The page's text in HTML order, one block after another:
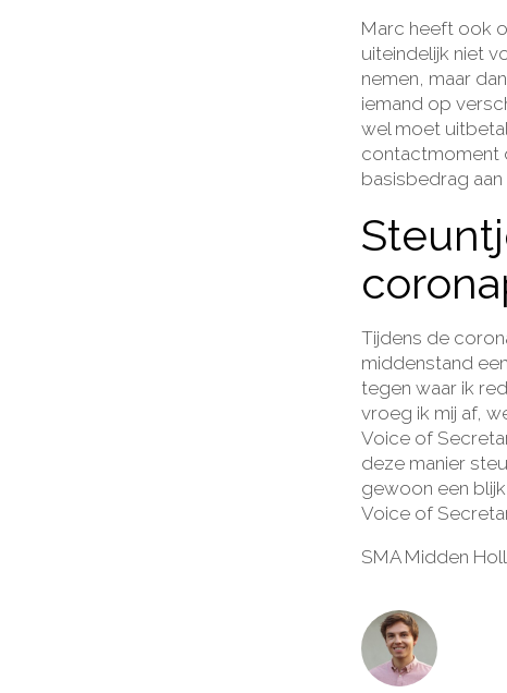
Marc heeft ook
uiteindelijk niet
nemen, maar
iemand op
wel moet
contactmoment
basisbedrag aan
Tijdens de
middenstand
tegen waar ik
vroeg ik mij af,
Voice of
deze manier
gewoon een
Voice of
SMA Midden